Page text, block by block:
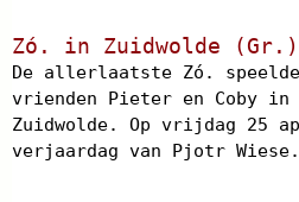
Zó. in Zuidwolde
De allerlaatste Zó.
vrienden Pieter en Coby in
Zuidwolde. Op vrijdag 25
verjaardag van Pjotr Wiese.